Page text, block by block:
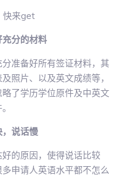
分的材料
准备好所有签证材料，其
照片、以及英文成绩等，
了学历学位原件及中英文
说话慢
的原因，使得说话比较
申请人英语水平都不怎么